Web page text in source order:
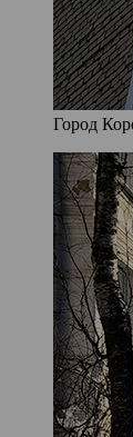
Город